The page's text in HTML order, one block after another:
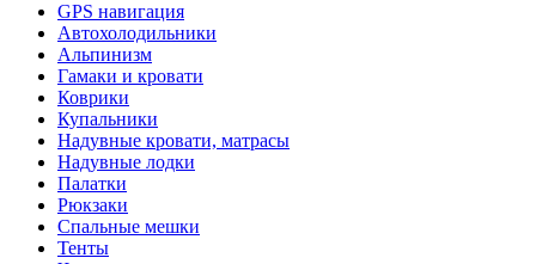
GPS навигация
Автохолодильники
Альпинизм
Гамаки и кровати
Коврики
Купальники
Надувные кровати, матрасы
Надувные лодки
Палатки
Рюкзаки
Спальные мешки
Тенты